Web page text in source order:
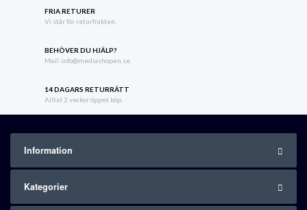
FRIA RETURER
Vi står för returfrakten.
BEHÖVER DU HJÄLP?
Mail: info@mediashopen.se.
14 DAGARS RETURRÄTT
Alltid 2 veckor öppet köp.
Information
Kategorier